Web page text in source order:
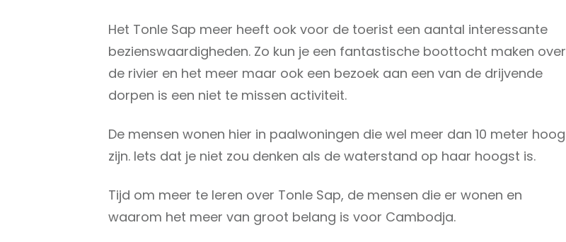
Het Tonle Sap meer heeft ook voor de toerist een aantal interessante
bezienswaardigheden. Zo kun je een fantastische boottocht maken over
de rivier en het meer maar ook een bezoek aan een van de drijvende
dorpen is een niet te missen activiteit.
De mensen wonen hier in paalwoningen die wel meer dan 10 meter hoog
zijn. Iets dat je niet zou denken als de waterstand op haar hoogst is.
Tijd om meer te leren over Tonle Sap, de mensen die er wonen en
waarom het meer van groot belang is voor Cambodja.